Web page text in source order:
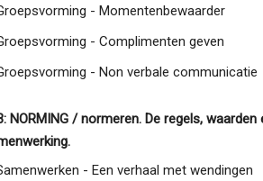
- Momentenbewaarder
- Complimenten geven
- Non verbale communicatie
NORMING / normeren. De regels,
- Een verhaal met wendingen